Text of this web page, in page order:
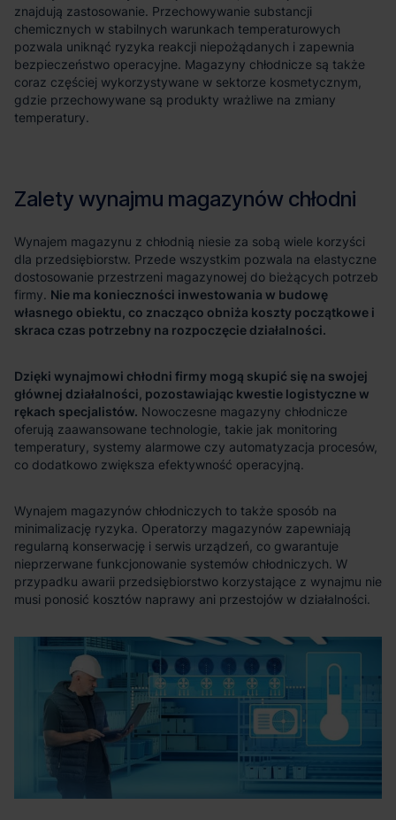
Nie ma konieczności inwestowania w budowę
własnego obiektu, co znacząco obniża koszty początkowe i
skraca czas potrzebny na rozpoczęcie działalności.
Dzięki wynajmowi chłodni firmy mogą skupić się na swojej
głównej działalności, pozostawiając kwestie logistyczne w
rękach specjalistów.